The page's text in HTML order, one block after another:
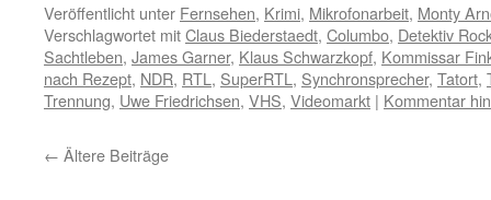
Veröffentlicht unter Fernsehen, Krimi, Mikrofonarbeit, Monty
Verschlagwortet mitClaus Biederstaedt, Columbo, Detektiv
Sachtleben, James Garner, Klaus Schwarzkopf, Kommissar
nach Rezept, NDR, RTL , SuperRTL , Synchronsprecher, Tatort,
Trennung, Uwe Friedrichsen, VHS, Videomarkt | Kommentar
← Ältere Beiträge